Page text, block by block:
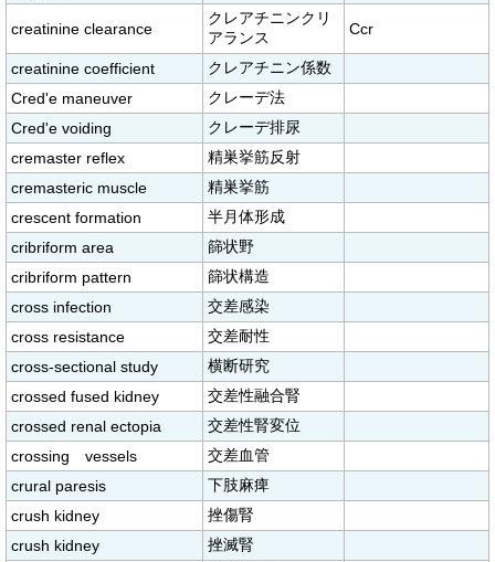
creatinine clearance
クレアチニンクリ
アランス
Ccr
creatinine coefficient
クレアチニン係数
Cred'e maneuver
クレーデ法
Cred'e voiding
クレーデ排尿
cremaster reflex
精巣挙筋反射
cremasteric muscle
精巣挙筋
crescent formation
半月体形成
cribriform area
篩状野
cribriform pattern
篩状構造
cross infection
交差感染
cross resistance
交差耐性
cross-sectional study
横断研究
crossed fused kidney
交差性融合腎
crossed renal ectopia
交差性腎変位
crossing vessels
交差血管
crural paresis
下肢麻痺
crush kidney
挫傷腎
crush kidney
挫滅腎